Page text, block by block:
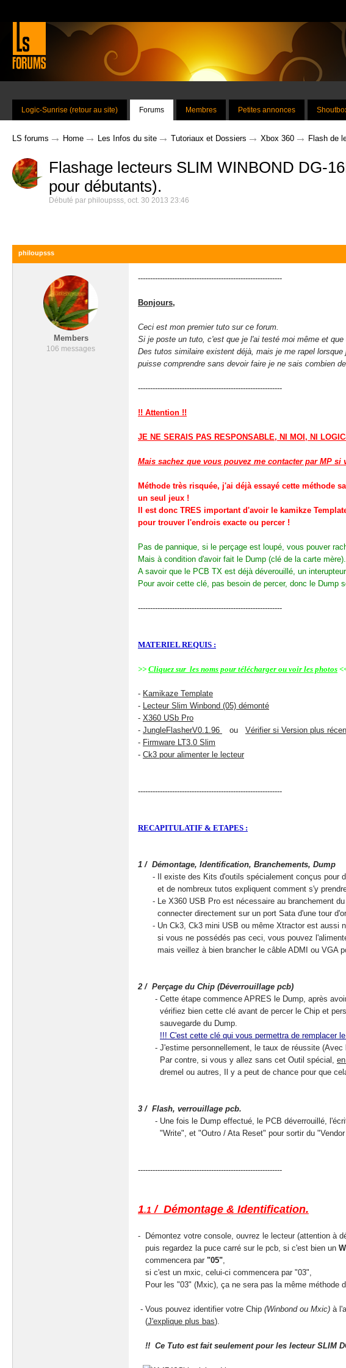
Logic-Sunrise (retour au site) Forums Membres Petites annonces
LS forums → Home → Les Infos du site → Tutoriaux et Dossiers → Xbox 360 → Flash de
Flashage lecteurs SLIM WINBOND DG-
pour débutants).
Débuté par philoupsss, oct. 30 2013 23:46
philoupsss
Members
106 messages
Bonjours,
Ceci est mon premier tuto sur ce forum.
Si je poste un tuto, c'est que je l'ai testé moi même et
Des tutos similaire existent déjà, mais je me rapel
puisse comprendre sans devoir faire je ne sais combien
-----------------------------------------------------------
!! Attention !!
JE NE SERAIS PAS RESPONSABLE, NI MOI, NI
Mais sachez que vous pouvez me contacter par MP
Méthode très risquée, j'ai déjà essayé cette méthode
un seul jeux !
Il est donc TRES important d'avoir le kamikze
pour trouver l'endrois exacte ou percer !
Pas de pannique, si le perçage est loupé, vous pouver
Mais à condition d'avoir fait le Dump (clé de la carte mère).
A savoir que le PCB TX est déjà déverouillé, un
Pour avoir cette clé, pas besoin de percer, donc le
-----------------------------------------------------------
MATERIEL REQUIS :
>> Cliquez sur les noms pour télécharger ou voir les photos
- Kamikaze Template
- Lecteur Slim Winbond (05) démonté
- X360 USb Pro
- JungleFlasherV0.1.96 ou Vérifier si Version plus
- Firmware LT3.0 Slim
- Ck3 pour alimenter le lecteur
-----------------------------------------------------------
RECAPITULATIF & ETAPES :
1 / Démontage, Identification, Branchements, Dump
- Il existe des Kits d'outils spécialement conçus pour
et de nombreux tutos expliquent comment s'y
- Le X360 USB Pro est nécessaire au branchement
connecter directement sur un port Sata d'une tour
- Un Ck3, Ck3 mini USB ou même Xtractor est aussi
si vous ne possédés pas ceci, vous pouvez
mais veillez à bien brancher le câble ADMI ou VGA
2 / Perçage du Chip (Déverrouillage pcb)
- Cette étape commence APRES le Dump, après
vérifiez bien cette clé avant de percer le Chip et
sauvegarde du Dump.
!!! C'est cette clé qui vous permettra de remplacer
- J'estime personnellement, le taux de réussite (Avec
Par contre, si vous y allez sans cet Outil spécial,
dremel ou autres, Il y a peut de chance pour que
3 / Flash, verrouillage pcb.
- Une fois le Dump effectué, le PCB déverrouillé,
"Write", et "Outro / Ata Reset" pour sortir du "Vendor
-----------------------------------------------------------
1.1 / Démontage & Identification.
- Démontez votre console, ouvrez le lecteur (attention à
puis regardez la puce carré sur le pcb, si c'est bien un
commencera par "05",
si c'est un mxic, celui-ci commencera par "03",
Pour les "03" (Mxic), ça ne sera pas la même méthode
- Vous pouvez identifier votre Chip (Winbond ou Mxic) à
(J'explique plus bas).
!! Ce Tuto est fait seulement pour les lecteur SLIM